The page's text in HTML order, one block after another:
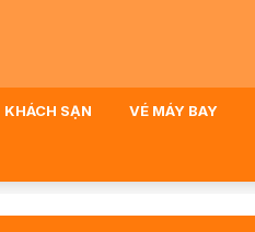
KHÁCH SẠN VÉ MÁY BAY